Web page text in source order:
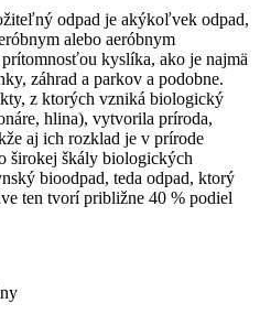
odpad je akýkoľvek odpad,
alebo aeróbnym
kyslíka, ako je najmä
záhrad a parkov a podobne.
z ktorých vzniká biologický
hlina), vytvorila príroda,
aj ich rozklad je v prírode
širokej škály biologických
bioodpad, teda odpad, ktorý
ten tvorí približne 40 % podiel